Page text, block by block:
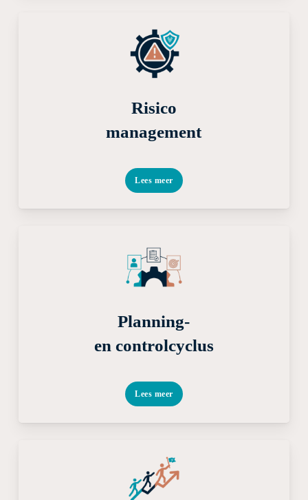
Risico
management
Lees meer
Planning-
en controlcyclus
Lees meer